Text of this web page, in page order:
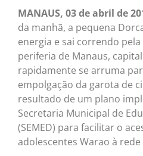
MANAUS, 03 de abril de
da manhã, a pequena
energia e sai correndo
periferia de Manaus,
rapidamente se arruma
empolgação da garota de
resultado de um plano
Secretaria Municipal de
(SEMED) para facilitar o
adolescentes Warao à